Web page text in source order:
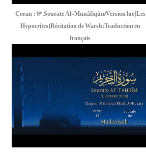
Coran :63.Sourate Al-Munâfiqûn/Version lue(Les
Hypocrites)Récitation de Warsh:Traduction en
français